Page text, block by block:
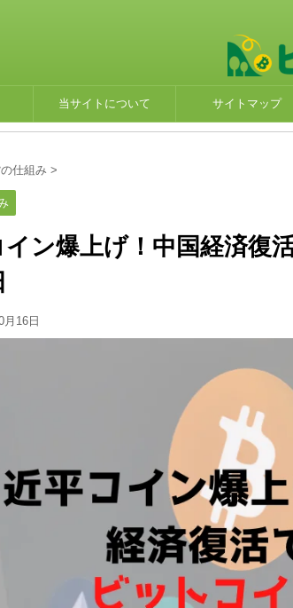
当サイトについて サイトマップ
仕組み >
ン爆上げ！中国経済復
月16日